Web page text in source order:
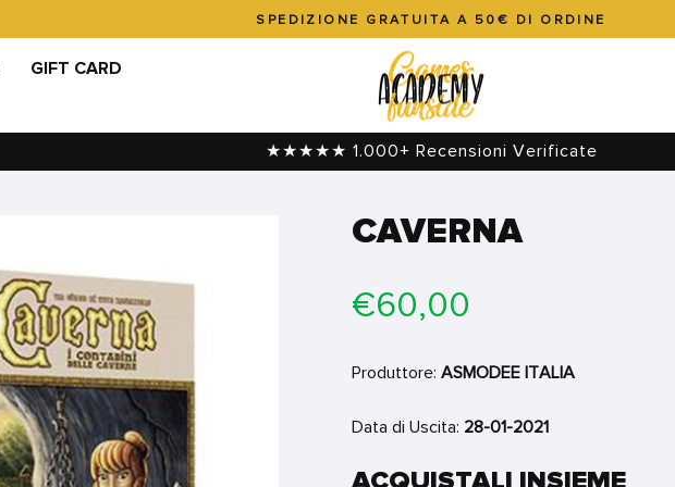
in
pausa
SPEDIZIONE GRATUITA A 50€ DI ORDINE
GIFT CARD
★★★★★ 1.000+ Recensioni Verificate
CAVERNA
Prezzo
di
€60,00
Produttore:ASMODEE ITALIA
Data di Uscita: 28-01-2021
ACQUISTALI INSIEME